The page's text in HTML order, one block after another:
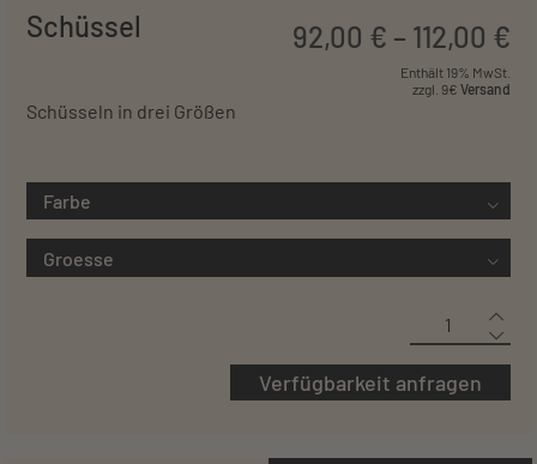
Schüssel 92,00 € – 112,00 €
Enthält 19% MwSt.
zzgl. 9€ Versand
Schüsseln in drei Größen
Verfügbarkeit anfragen